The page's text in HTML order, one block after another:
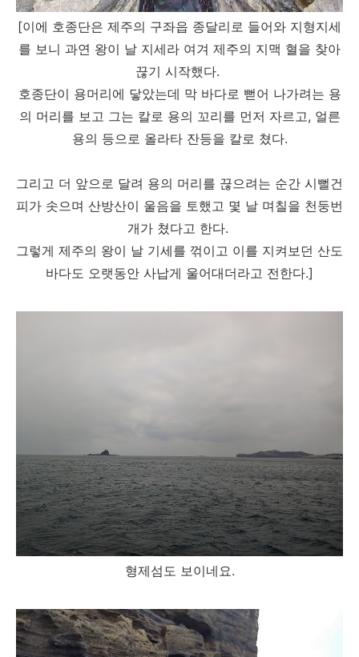
[이에 호종단은 제주의 구좌읍 종달리로 들어와 지형지세
를 보니 과연 왕이 날 지세라 여겨 제주의 지맥 혈을 찾아
끊기 시작했다.
호종단이 용머리에 닿았는데 막 바다로 뻗어 나가려는 용
의 머리를 보고 그는 칼로 용의 꼬리를 먼저 자르고, 얼른
용의 등으로 올라타 잔등을 칼로 쳤다.
그리고 더 앞으로 달려 용의 머리를 끊으려는 순간 시뻘건
피가 솟으며 산방산이 울음을 토했고 몇 날 며칠을 천둥번
개가 쳤다고 한다.
그렇게 제주의 왕이 날 기세를 꺾이고 이를 지켜보던 산도
바다도 오랫동안 사납게 울어대더라고 전한다.]
형제섬도 보이네요.